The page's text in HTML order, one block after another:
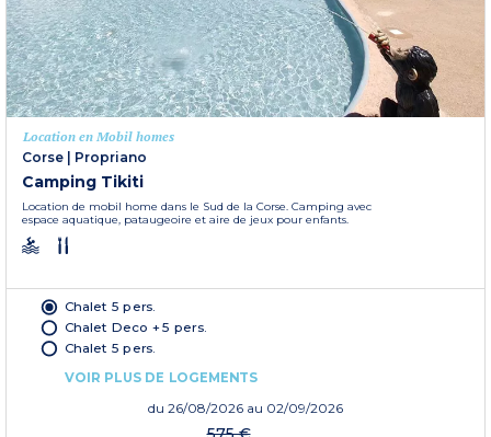
Location en Mobil homes
Corse | Propriano
Camping Tikiti
Location de mobil home dans le Sud de la Corse. Camping avec
espace aquatique, pataugeoire et aire de jeux pour enfants.
Chalet 5 pers.
Chalet Deco + 5 pers.
Chalet 5 pers.
VOIR PLUS DE LOGEMENTS
du 26/08/2026 au 02/09/2026